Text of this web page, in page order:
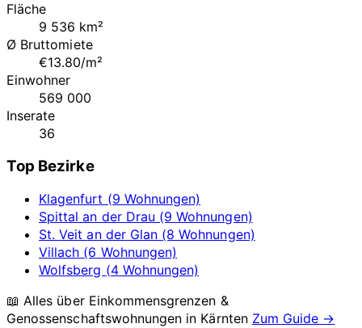
Fläche
9 536 km²
Ø Bruttomiete
€13.80/m²
Einwohner
569 000
Inserate
36
Top Bezirke
Klagenfurt (9 Wohnungen)
Spittal an der Drau (9 Wohnungen)
St. Veit an der Glan (8 Wohnungen)
Villach (6 Wohnungen)
Wolfsberg (4 Wohnungen)
📖 Alles über Einkommensgrenzen &
Genossenschaftswohnungen in Kärnten Zum Guide →